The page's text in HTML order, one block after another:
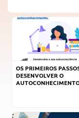
OS PRIMEIROS
DESENVOLVER O